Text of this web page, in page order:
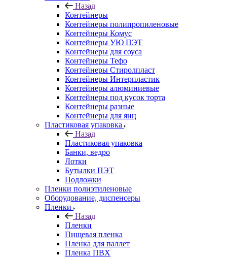
Назад
Контейнеры
Контейнеры полипропиленовые
Контейнеры Комус
Контейнеры УЮ ПЭТ
Контейнеры для соуса
Контейнеры Тефо
Контейнеры Стиролпласт
Контейнеры Интерпластик
Контейнеры алюминиевые
Контейнеры под кусок торта
Контейнеры разные
Контейнеры для яиц
Пластиковая упаковка
Назад
Пластиковая упаковка
Банки, ведро
Лотки
Бутылки ПЭТ
Подложки
Пленки полиэтиленовые
Оборудование, диспенсеры
Пленки
Назад
Пленки
Пищевая пленка
Пленка для паллет
Пленка ПВХ